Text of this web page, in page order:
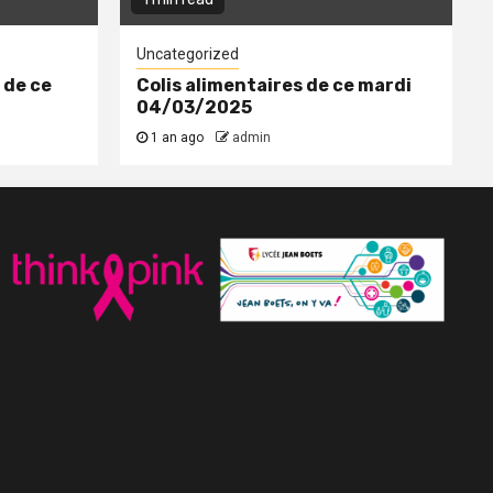
ce
Uncategorized
Colis alimentaires de ce mardi
04/03/2025
1 an ago admin